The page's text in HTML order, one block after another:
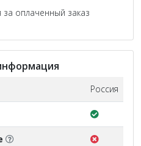
оплаченный заказ
Россия